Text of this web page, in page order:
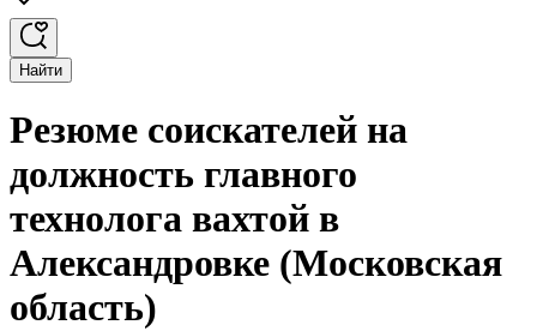
Найти
Резюме соискателей на
должность главного
технолога вахтой в
Александровке (Московская
область)